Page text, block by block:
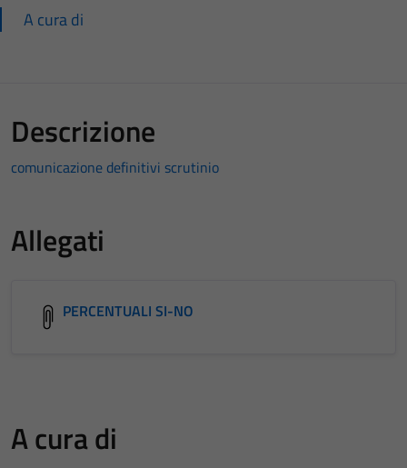
A cura di
Descrizione
comunicazione definitivi scrutinio
Allegati
PERCENTUALI SI-NO
A cura di